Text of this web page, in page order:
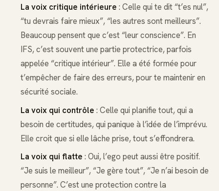
La voix critique intérieure : Celle qui te dit “t’es nul”,
“tu devrais faire mieux”, “les autres sont meilleurs”.
Beaucoup pensent que c’est “leur conscience”. En
IFS, c’est souvent une partie protectrice, parfois
appelée “critique intérieur”. Elle a été formée pour
t’empêcher de faire des erreurs, pour te maintenir en
sécurité sociale.
La voix qui contrôle : Celle qui planifie tout, qui a
besoin de certitudes, qui panique à l’idée de l’imprévu.
Elle croit que si elle lâche prise, tout s’effondrera.
La voix qui flatte : Oui, l’ego peut aussi être positif.
“Je suis le meilleur”, “Je gère tout”, “Je n’ai besoin de
personne”. C’est une protection contre la